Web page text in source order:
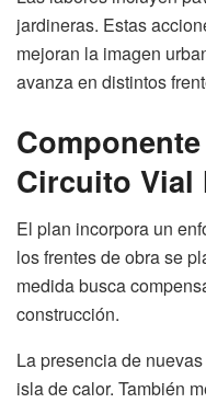
jardineras. Estas
mejoran la imagen
avanza en distintos
Circuito Vial
El plan incorpora un
los frentes de obra se
medida busca
construcción.
La presencia de
isla de calor. También